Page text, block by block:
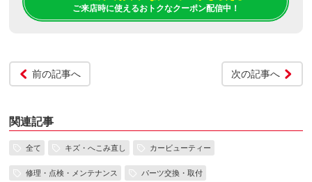
ご来店時に使えるおトクなクーポン配信中！
前の記事へ 次の記事へ
関連記事
全て キズ・へこみ直し カービューティー
修理・点検・メンテナンス パーツ交換・取付